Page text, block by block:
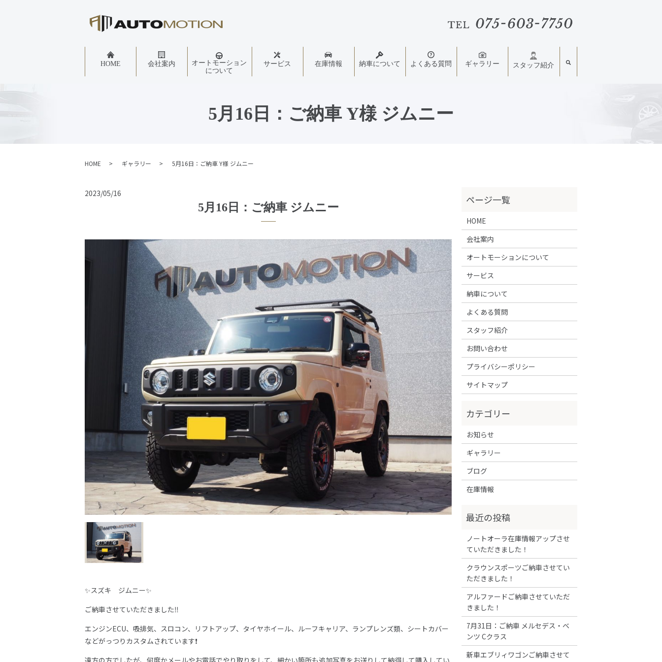
HOME 会社案内
オートモーション
について
サービス 在庫情報 納車について よくある質問 ギャラリー スタッフ紹介
5月16日：ご納車 Y様 ジムニー
HOME ギャラリー 5月16日：ご納車 Y様 ジムニー
2023/05/16
5月16日：ご納車 ジムニー
✨スズキ ジムニー✨
ご納車させていただきました‼️
エンジンECU、吸排気、スロコン、リフトアップ、タイヤホイール、ルーフキャリア、ランプレンズ類、シートカバー
などがっつりカスタムされています❗️
HOME
会社案内
オートモーションについて
サービス
納車について
よくある質問
スタッフ紹介
お問い合わせ
プライバシーポリシー
サイトマップ
お知らせ
ギャラリー
ブログ
在庫情報
ノートオーラ在庫情報アップさせ
ていただきました！
クラウンスポーツご納車させてい
ただきました！
アルファードご納車させていただ
きました！
7月31日：ご納車 メルセデス・ベ
ンツ Cクラス
新車エブリィワゴンご納車させて